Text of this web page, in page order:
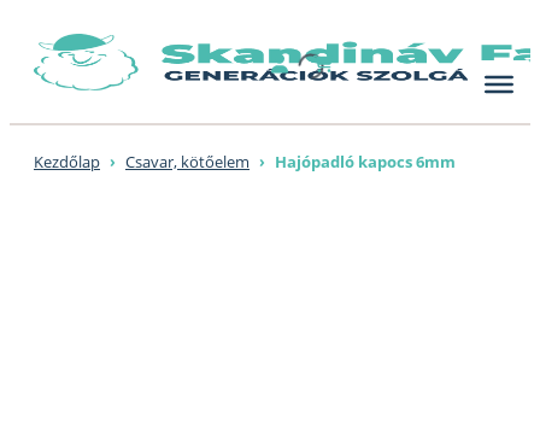
content
Kezdőlap › Csavar, kötőelem › Hajópadló kapocs 6mm